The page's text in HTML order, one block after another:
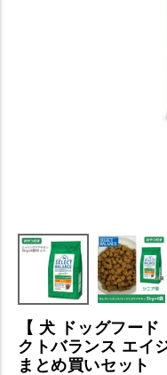
【 犬 ドッグフー
クトバランス エイ
まとめ買いセット